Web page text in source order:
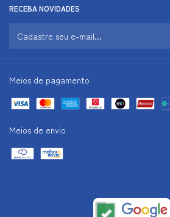
RECEBA NOVIDADES
Meios de pagamento
Meios de envio